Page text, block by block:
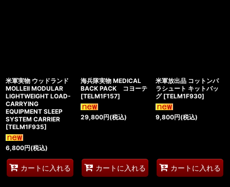
米軍実物 ウッドランド
MOLLEII MODULAR
LIGHTWEIGHT LOAD-
CARRYING
EQUIPMENT SLEEP
SYSTEM CARRIER
[TELM1F935]
6,800円(税込)
カートに入れる
海兵隊実物 MEDICAL
BACK PACK コヨーテ
[TELM1F157]
29,800円(税込)
カートに入れる
米軍放出品 コットンパ
ラシュート キットバッ
グ [TELM1F930]
9,800円(税込)
カートに入れる